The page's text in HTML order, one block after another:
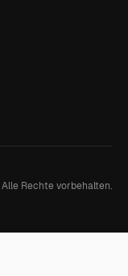
Alle Rechte vorbehalten.